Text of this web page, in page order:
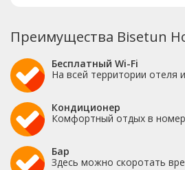
Преимущества Bisetun
Бесплатный Wi-Fi
На всей территории отеля
Кондиционер
Комфортный отдых в
Бар
Здесь можно скоротать